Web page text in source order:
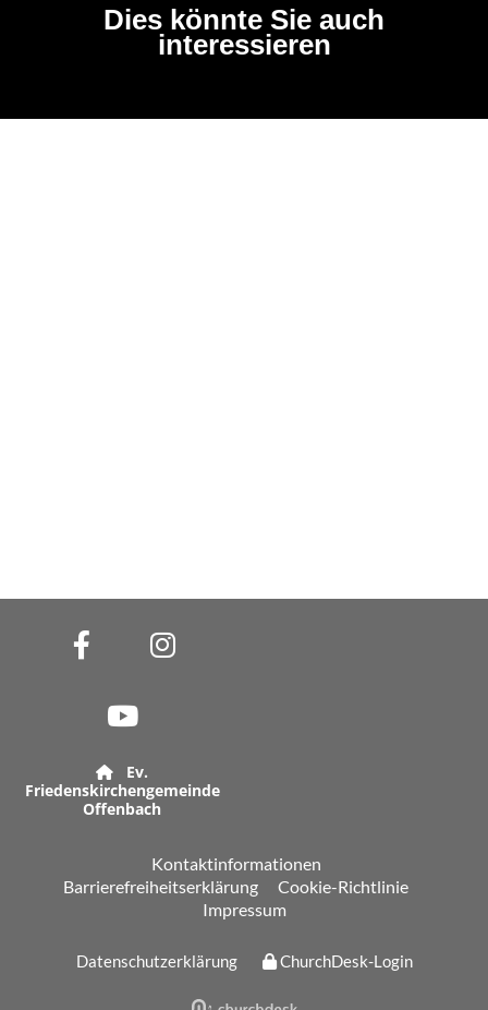
Dies könnte Sie auch
interessieren

Ev.
Friedenskirchengemeinde
Offenbach
Kontaktinformationen
Barrierefreiheitserklärung
Cookie-Richtlinie
Impressum
Datenschutzerklärung ChurchDesk-Login